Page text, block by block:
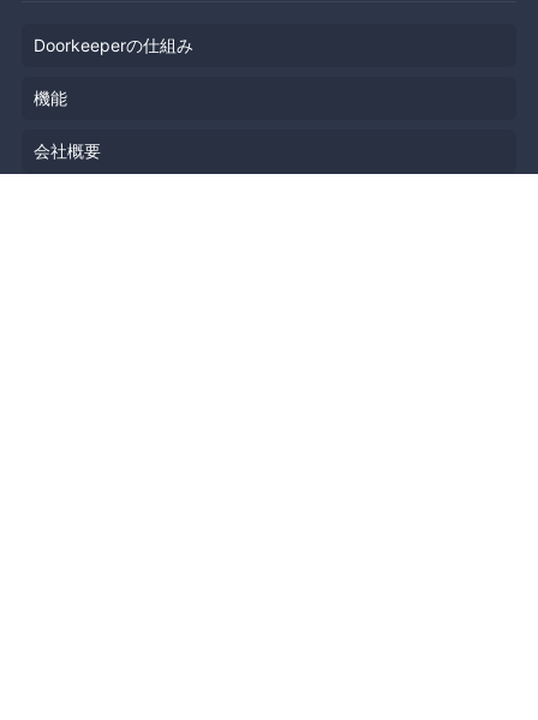
Doorkeeperの仕組み
機能
会社概要